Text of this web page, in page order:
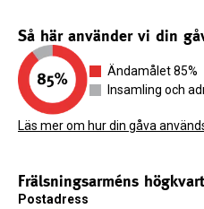
Så här använder vi din
Ändamålet 85%
Insamling och
Läs mer om hur din gåva
Frälsningsarméns
Postadress